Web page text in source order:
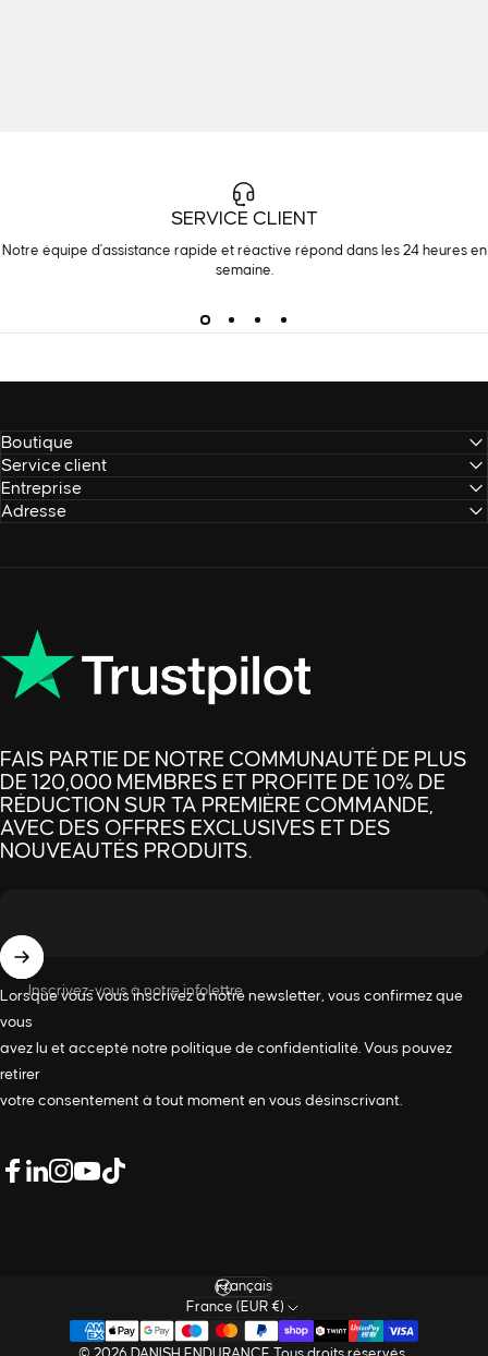
SERVICE CLIENT
Notre équipe d'assistance rapide et réactive répond dans les 24 heures en
semaine.
Boutique
Service client
Entreprise
Adresse
FAIS PARTIE DE NOTRE COMMUNAUTÉ DE PLUS
DE 120,000 MEMBRES ET PROFITE DE 10% DE
RÉDUCTION SUR TA PREMIÈRE COMMANDE,
AVEC DES OFFRES EXCLUSIVES ET DES
NOUVEAUTÉS PRODUITS.
Inscrivez-vous à notre infolettre
Lorsque vous vous inscrivez à notre newsletter, vous confirmez que
vous
avez lu et accepté notre politique de confidentialité. Vous pouvez
retirer
votre consentement à tout moment en vous désinscrivant.
Langue
France (EUR €)